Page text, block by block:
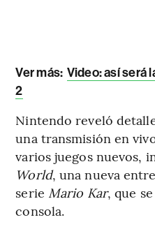
Ver más: Video: así será
2
Nintendo reveló
una transmisión en
varios juegos nuevos,
World, una nueva
serie Mario Kar, que
consola.